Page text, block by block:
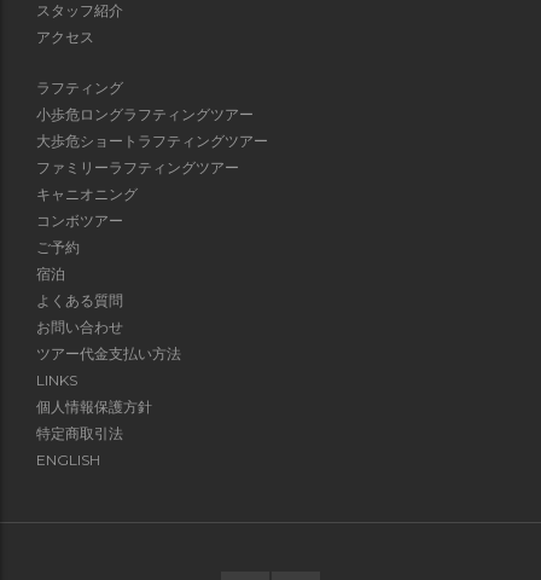
スタッフ紹介
アクセス
ラフティング
小歩危ロングラフティングツアー
大歩危ショートラフティングツアー
ファミリーラフティングツアー
キャニオニング
コンボツアー
ご予約
宿泊
よくある質問
お問い合わせ
ツアー代金支払い方法
LINKS
個人情報保護方針
特定商取引法
ENGLISH